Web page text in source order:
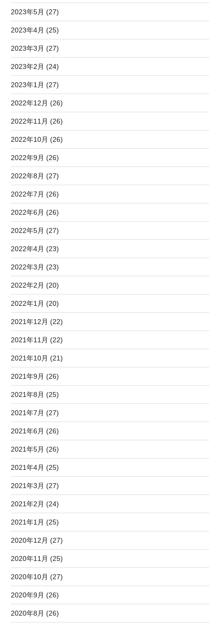
2023年5月 (27)
2023年4月 (25)
2023年3月 (27)
2023年2月 (24)
2023年1月 (27)
2022年12月 (26)
2022年11月 (26)
2022年10月 (26)
2022年9月 (26)
2022年8月 (27)
2022年7月 (26)
2022年6月 (26)
2022年5月 (27)
2022年4月 (23)
2022年3月 (23)
2022年2月 (20)
2022年1月 (20)
2021年12月 (22)
2021年11月 (22)
2021年10月 (21)
2021年9月 (26)
2021年8月 (25)
2021年7月 (27)
2021年6月 (26)
2021年5月 (26)
2021年4月 (25)
2021年3月 (27)
2021年2月 (24)
2021年1月 (25)
2020年12月 (27)
2020年11月 (25)
2020年10月 (27)
2020年9月 (26)
2020年8月 (26)